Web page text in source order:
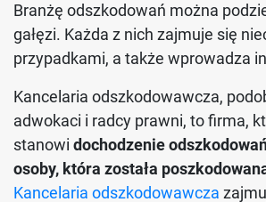
Branżę odszkodowań można
gałęzi. Każda z nich zajmuje się
przypadkami, a także wprowadza
Kancelaria odszkodowawcza,
adwokaci i radcy prawni, to firma,
stanowi dochodzenie
osoby, która została
Kancelaria odszkodowawcza